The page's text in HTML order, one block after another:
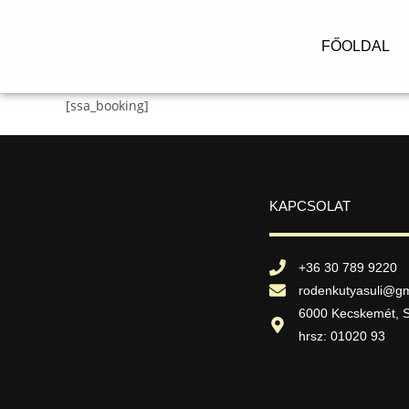
FŐOLDAL
[ssa_booking]
KAPCSOLAT
+36 30 789 9220
6000 Kecskemét,
hrsz: 01020 93